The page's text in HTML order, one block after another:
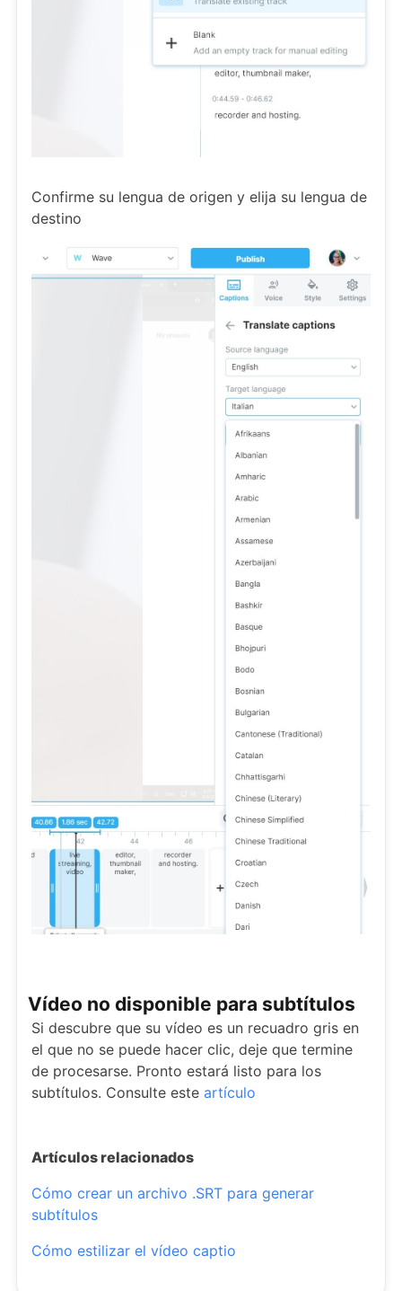
Confirme su lengua de origen y elija su lengua de
destino
Vídeo no disponible para subtítulos
Si descubre que su vídeo es un recuadro gris en
el que no se puede hacer clic, deje que termine
de procesarse. Pronto estará listo para los
subtítulos. Consulte este artículo
Artículos relacionados
Cómo crear un archivo .SRT para generar
subtítulos
Cómo estilizar el vídeo captio